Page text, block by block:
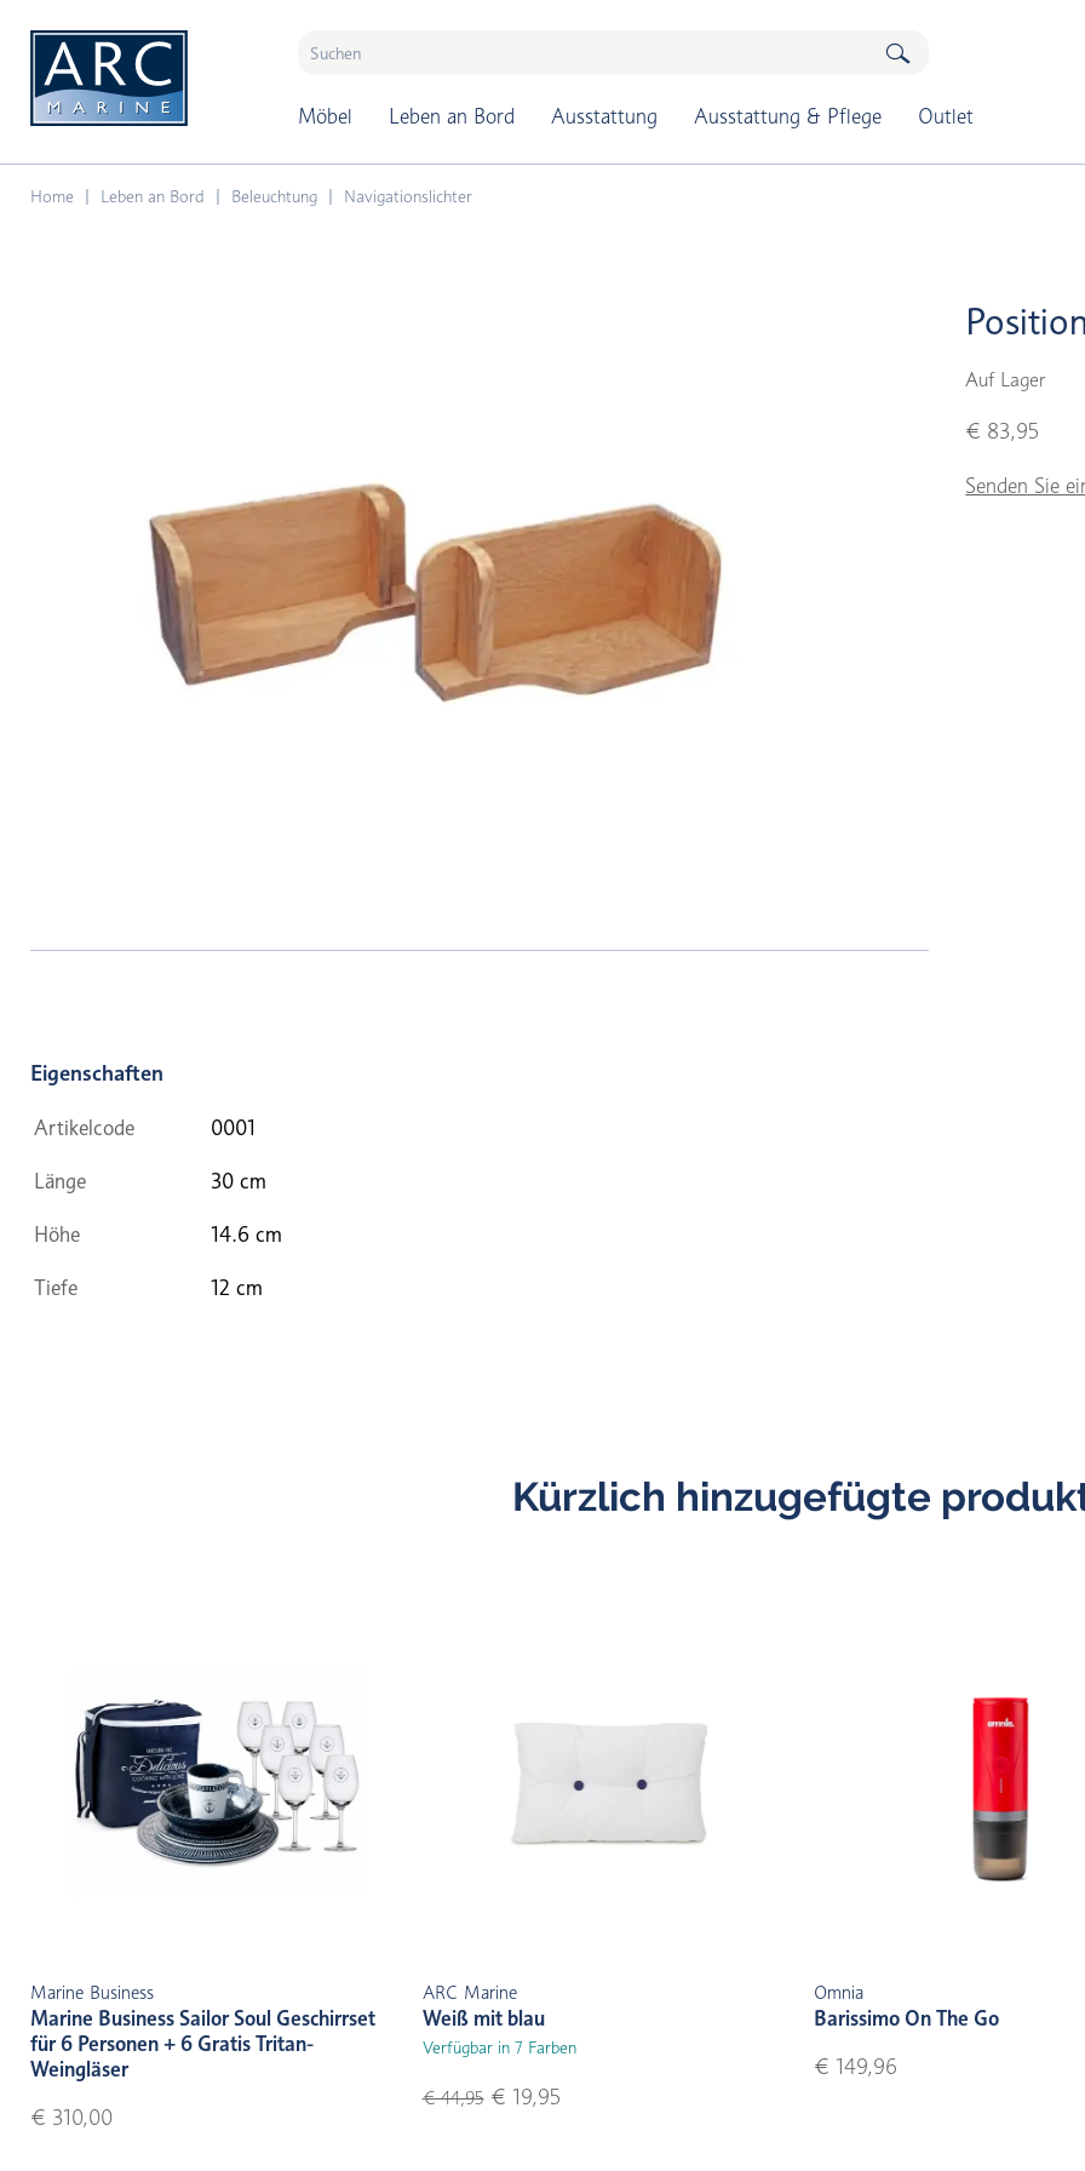
Möbel Leben an Bord Ausstattung Ausstattung & Pflege Outlet
Home Leben an Bord Beleuchtung Navigationslichter
Auf Lager
€ 83,95
Senden Sie
Eigenschaften
Artikelcode 0001
Länge 30 cm
Höhe 14.6 cm
Tiefe 12 cm
Kürzlich hinzugefügte
Marine Business
Marine Business Sailor Soul Geschirrset
für 6 Personen + 6 Gratis Tritan-
Weingläser
€ 310,00
ARC Marine
Weiß mit blau
Verfügbar in 7 Farben
€ 44,95€ 19,95
Omnia
Barissimo On The Go
€ 149,96